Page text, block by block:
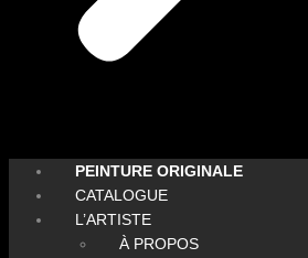
PEINTURE ORIGINALE
CATALOGUE
L’ARTISTE
À PROPOS